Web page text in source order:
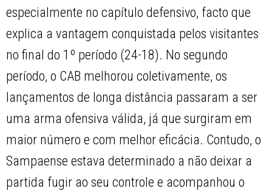
especialmente no capítulo defensivo, facto que
explica a vantagem conquistada pelos visitantes
no final do 1º período (24-18). No segundo
período, o CAB melhorou coletivamente, os
lançamentos de longa distância passaram a ser
uma arma ofensiva válida, já que surgiram em
maior número e com melhor eficácia. Contudo, o
Sampaense estava determinado a não deixar a
partida fugir ao seu controle e acompanhou o